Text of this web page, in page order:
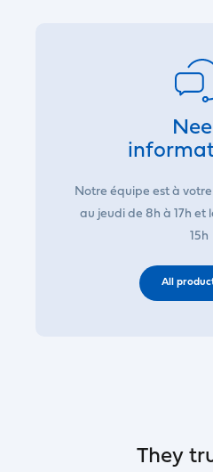
Notre équipe est à
au jeudi de 8h à 17h et
15h
All
They